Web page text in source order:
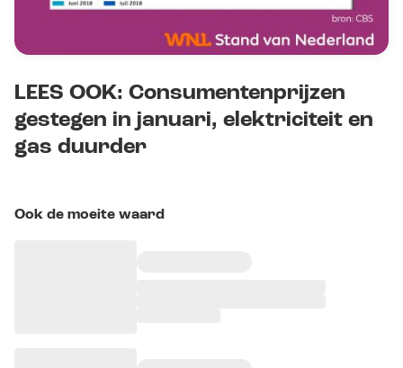
LEES OOK: Consumentenprijzen
gestegen in januari, elektriciteit en
gas duurder
Ook de moeite waard